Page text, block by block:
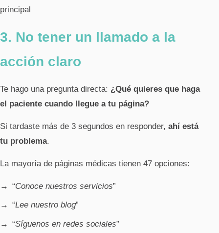
principal
3. No tener un llamado a la
acción claro
Te hago una pregunta directa: ¿Qué quieres que haga
el paciente cuando llegue a tu página?
Si tardaste más de 3 segundos en responder, ahí está
tu problema.
La mayoría de páginas médicas tienen 47 opciones:
“Conoce nuestros servicios”
“Lee nuestro blog”
“Síguenos en redes sociales”